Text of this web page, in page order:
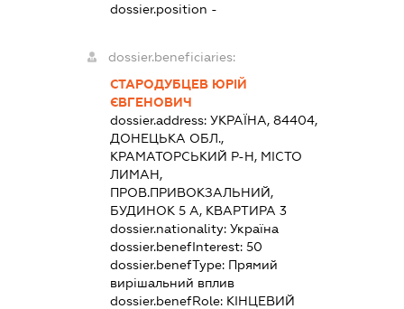
dossier.position -
dossier.beneficiaries:
СТАРОДУБЦЕВ ЮРІЙ
ЄВГЕНОВИЧ
dossier.address: УКРАЇНА, 84404,
ДОНЕЦЬКА ОБЛ.,
КРАМАТОРСЬКИЙ Р-Н, МІСТО
ЛИМАН,
ПРОВ.ПРИВОКЗАЛЬНИЙ,
БУДИНОК 5 А, КВАРТИРА 3
dossier.nationality: Україна
dossier.benefInterest: 50
dossier.benefType: Прямий
вирішальний вплив
dossier.benefRole: КІНЦЕВИЙ